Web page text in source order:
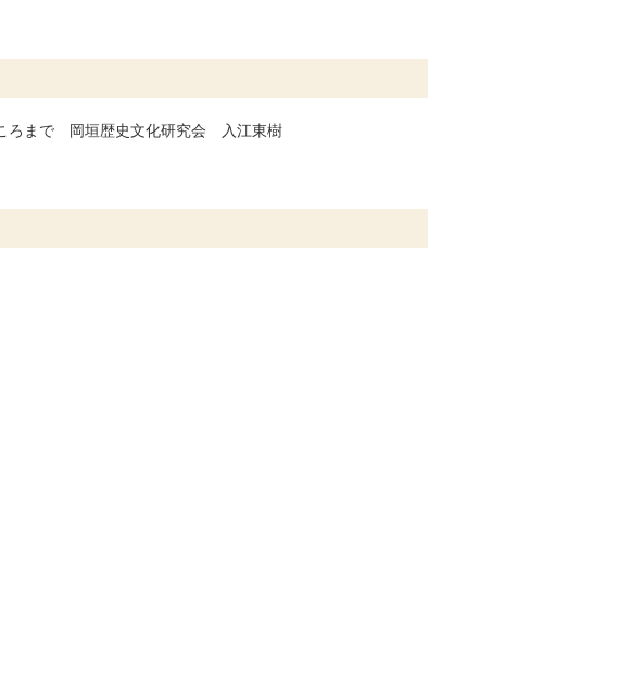
ろまで 岡垣歴史文化研究会 入江東樹